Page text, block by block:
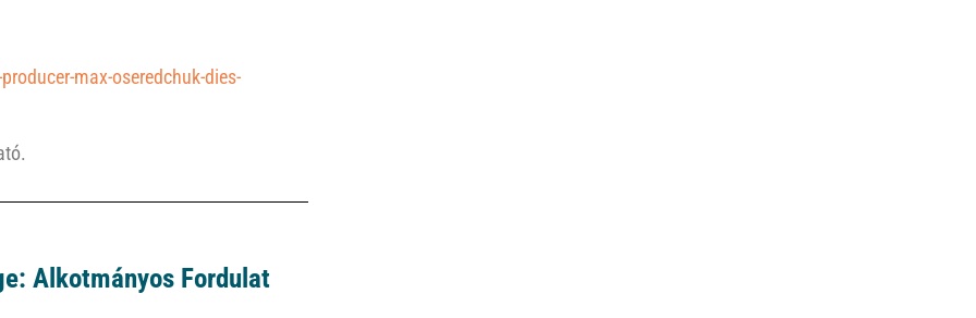
max-oseredchuk-dies-
Alkotmányos Fordulat